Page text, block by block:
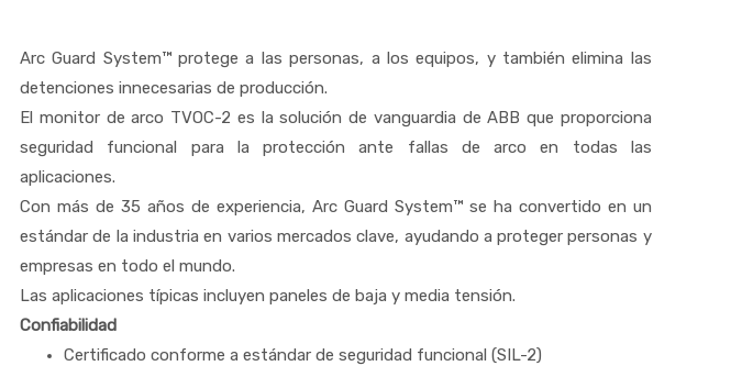
Arc Guard System™ protege a las personas, a los equipos, y también elimina las
detenciones innecesarias de producción.
El monitor de arco TVOC-2 es la solución de vanguardia de ABB que proporciona
seguridad funcional para la protección ante fallas de arco en todas las
aplicaciones.
Con más de 35 años de experiencia, Arc Guard System™ se ha convertido en un
estándar de la industria en varios mercados clave, ayudando a proteger personas y
empresas en todo el mundo.
Las aplicaciones típicas incluyen paneles de baja y media tensión.
Confiabilidad
Certificado conforme a estándar de seguridad funcional (SIL-2)